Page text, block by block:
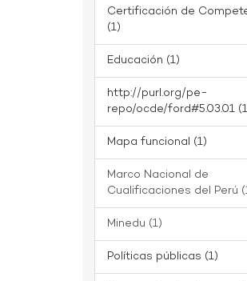
Certificación de
(1)
Educación (1)
http://purl.org/pe-
repo/ocde/ford#5.03.01
Mapa funcional (1)
Marco Nacional de
Cualificaciones del Perú
Minedu (1)
Políticas públicas (1)